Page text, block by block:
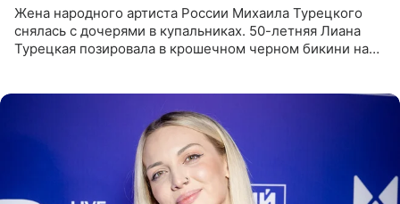
Жена народного артиста России Михаила Турецкого
снялась с дочерями в купальниках. 50-летняя Лиана
Турецкая позировала в крошечном черном бикини на